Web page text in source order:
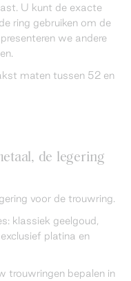
U kunt de exacte
ring gebruiken om de
we andere
maten tussen 52 en
de legering
voor de trouwring.
klassiek geelgoud,
platina en
trouwringen bepalen in